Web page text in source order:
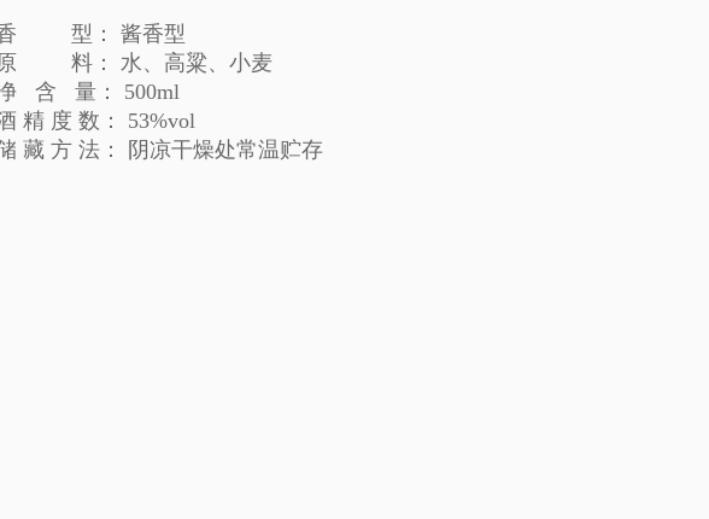
型： 酱香型
料： 水、高粱、小麦
含 量： 500ml
精 度 数： 53%vol
藏 方 法： 阴凉干燥处常温贮存